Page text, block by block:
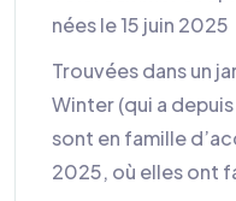
nées le 15 juin 2025
Trouvées dans un
Winter (qui a
sont en famille
2025, où elles ont